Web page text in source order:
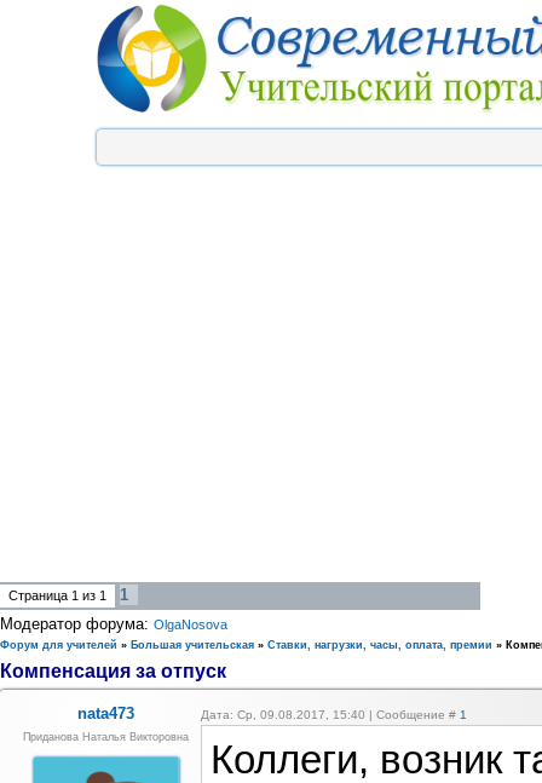
Страница 1 из 1
1
Модератор форума: OlgaNosova
Форум для учителей » Большая учительская » Ставки, нагрузки, часы, оплата, премии »
Компенсация за отпуск
nata473 Дата: Ср, 09.08.2017, 15:40 | Сообщение # 1
Приданова Наталья Викторовна
Коллеги, возник